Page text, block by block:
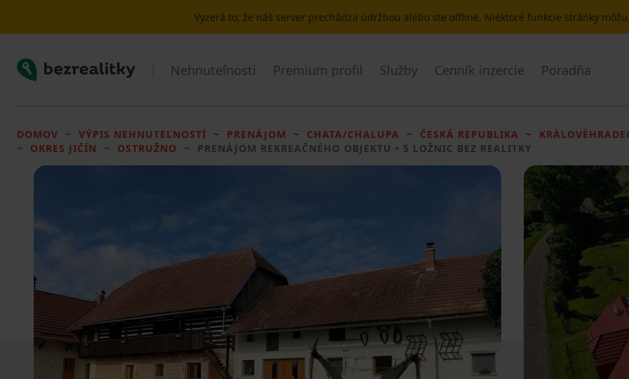
Vyzerá to, že náš server prechádza údržbou alebo ste offline. Niektoré funkcie stránky
Bezrealitky Nehnuteľnosti Premium profil Služby Cenník inzercie Poradňa
DOMOV VÝPIS NEHNUTEĽNOSTÍ PRENÁJOM CHATA/CHALUPA ČESKÁ REPUBLIKA
OKRES JIČÍN
OSTRUŽNO PRENÁJOM REKREAČNÉHO OBJEKTU • 5 LOŽNIC BEZ REALITKY